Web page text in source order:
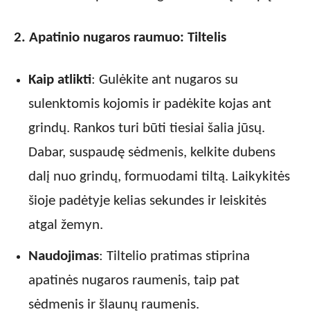
2. Apatinio nugaros raumuo: Tiltelis
Kaip atlikti: Gulėkite ant nugaros su
sulenktomis kojomis ir padėkite kojas ant
grindų. Rankos turi būti tiesiai šalia jūsų.
Dabar, suspaudę sėdmenis, kelkite dubens
dalį nuo grindų, formuodami tiltą. Laikykitės
šioje padėtyje kelias sekundes ir leiskitės
atgal žemyn.
Naudojimas: Tiltelio pratimas stiprina
apatinės nugaros raumenis, taip pat
sėdmenis ir šlaunų raumenis.